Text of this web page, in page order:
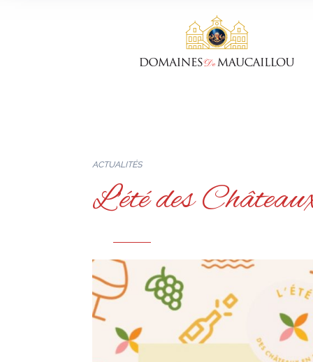
ACTUALITÉS
L’été des